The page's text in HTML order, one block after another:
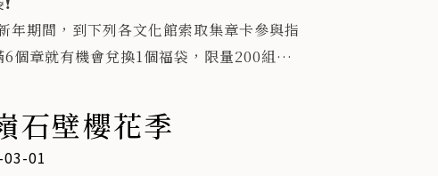
讓觀者在閱讀與觀看的同時，
浸感。
（日）16:00
六）19:00
期間，到下列各文化館索取集章卡參與指
個章就有機會兌換1個福袋，限量200組，送
石壁櫻花季
01